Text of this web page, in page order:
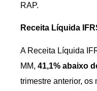
RAP.
Receita Líquida
A Receita Líquida
MM, 41,1% abaixo
trimestre anterior,